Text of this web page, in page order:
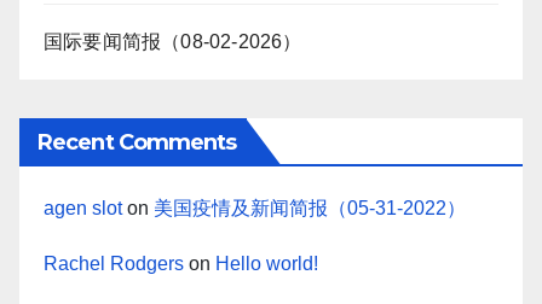
国际要闻简报（08-02-2026）
Recent Comments
agen sloton 美国疫情及新闻简报（05-31-2022）
Rachel Rodgers on Hello world!